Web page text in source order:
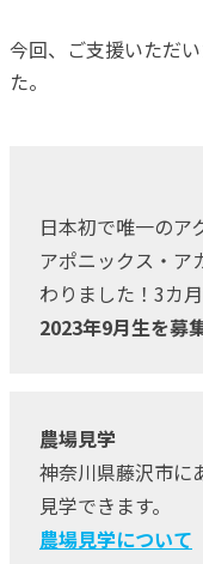
今回、ご支援いただ
た。
日本初で唯一のア
アポニックス・ア
わりました！3カ
2023年9月生を募
農場見学
神奈川県藤沢市に
見学できます。
農場見学について